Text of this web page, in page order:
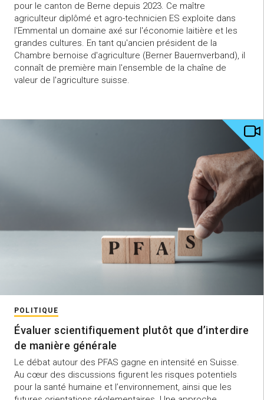
pour le canton de Berne depuis 2023. Ce maître
agriculteur diplômé et agro-technicien ES exploite dans
l'Emmental un domaine axé sur l'économie laitière et les
grandes cultures. En tant qu'ancien président de la
Chambre bernoise d'agriculture (Berner Bauernverband), il
connaît de première main l'ensemble de la chaîne de
valeur de l'agriculture suisse.
POLITIQUE
Évaluer scientifiquement plutôt que d’interdire
de manière générale
Le débat autour des PFAS gagne en intensité en Suisse.
Au cœur des discussions figurent les risques potentiels
pour la santé humaine et l’environnement, ainsi que les